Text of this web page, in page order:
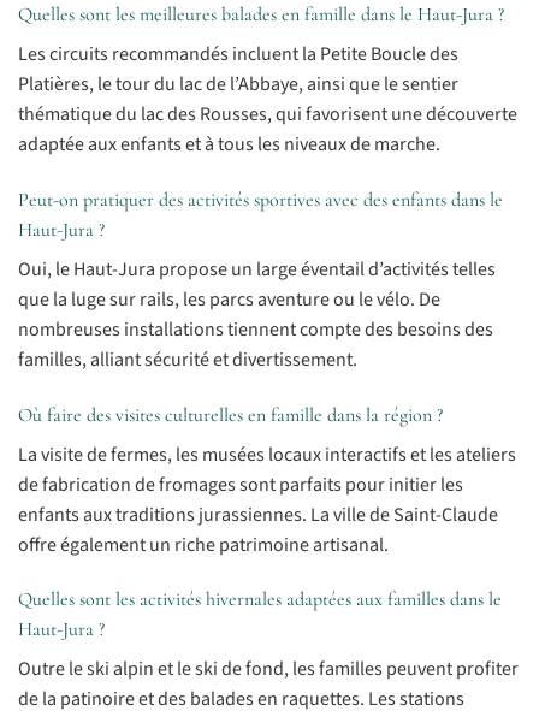
Quelles sont les meilleures balades en famille dans le Haut-Jura ?
Les circuits recommandés incluent la Petite Boucle des
Platières, le tour du lac de l’Abbaye, ainsi que le sentier
thématique du lac des Rousses, qui favorisent une découverte
adaptée aux enfants et à tous les niveaux de marche.
Peut-on pratiquer des activités sportives avec des enfants dans le
Haut-Jura ?
Oui, le Haut-Jura propose un large éventail d’activités telles
que la luge sur rails, les parcs aventure ou le vélo. De
nombreuses installations tiennent compte des besoins des
familles, alliant sécurité et divertissement.
Où faire des visites culturelles en famille dans la région ?
La visite de fermes, les musées locaux interactifs et les ateliers
de fabrication de fromages sont parfaits pour initier les
enfants aux traditions jurassiennes. La ville de Saint-Claude
offre également un riche patrimoine artisanal.
Quelles sont les activités hivernales adaptées aux familles dans le
Haut-Jura ?
Outre le ski alpin et le ski de fond, les familles peuvent profiter
de la patinoire et des balades en raquettes. Les stations